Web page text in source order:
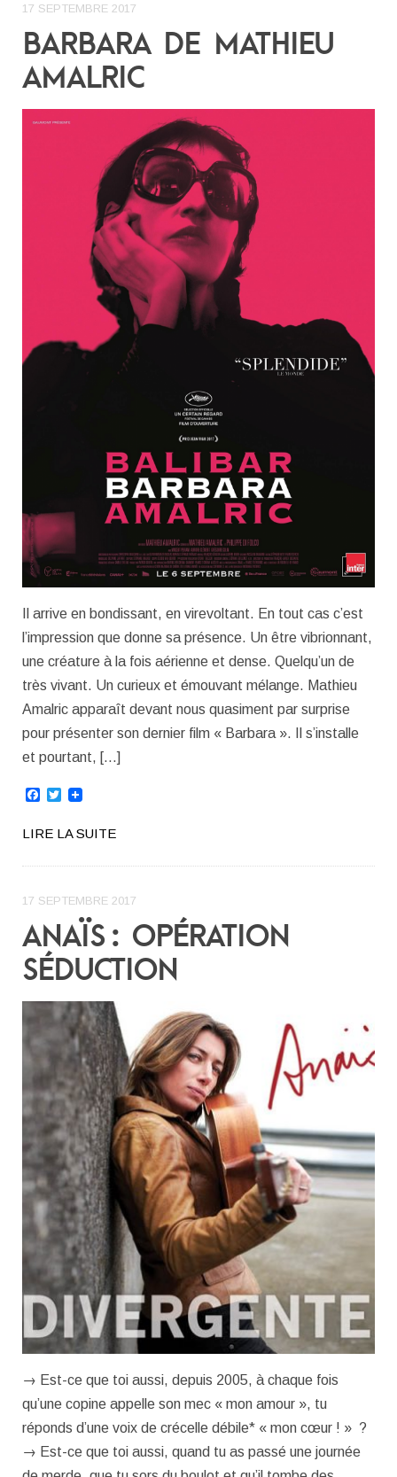
17 SEPTEMBRE 2017
BARBARA DE MATHIEU
AMALRIC
Il arrive en bondissant, en virevoltant. En tout cas c’est
l’impression que donne sa présence. Un être vibrionnant,
une créature à la fois aérienne et dense. Quelqu’un de
très vivant. Un curieux et émouvant mélange. Mathieu
Amalric apparaît devant nous quasiment par surprise
pour présenter son dernier film « Barbara ». Il s’installe
et pourtant, […]
Facebook
Twitter
LIRE LA SUITE
17 SEPTEMBRE 2017
ANAÏS : OPÉRATION
SÉDUCTION
→ Est-ce que toi aussi, depuis 2005, à chaque fois
qu’une copine appelle son mec « mon amour », tu
réponds d’une voix de crécelle débile* « mon cœur ! » ?
→ Est-ce que toi aussi, quand tu as passé une journée